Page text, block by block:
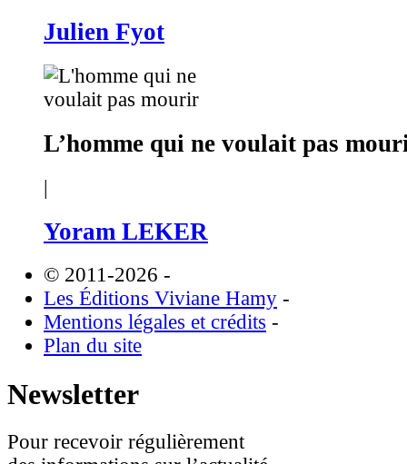
Julien Fyot
L’homme qui ne voulait pas
|
Yoram LEKER
© 2011-2026 -
Les Éditions Viviane Hamy -
Mentions légales et crédits -
Plan du site
Newsletter
Pour recevoir régulièrement